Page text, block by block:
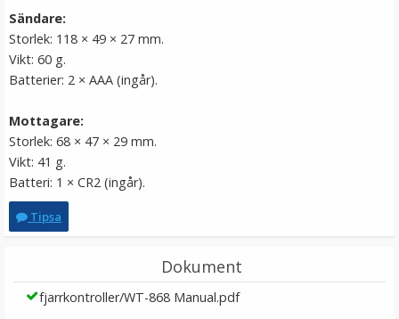
Puluz Motorcykelhjälmsfäste för GoPro Hero9 Black /8
/7 /6 /5 /4 /3+ /3 /2 /1
LÄGG I VARUKORG
Sändare:
Storlek: 118 × 49 × 27 mm.
Vikt: 60 g.
Batterier: 2 × AAA (ingår).
Mottagare:
Storlek: 68 × 47 × 29 mm.
Vikt: 41 g.
Batteri: 1 × CR2 (ingår).
Tipsa
Dokument
fjarrkontroller/WT-868 Manual.pdf